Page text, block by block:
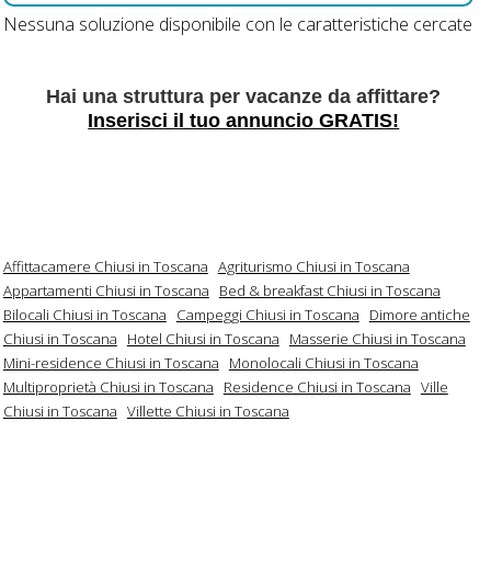
Nessuna soluzione disponibile con le caratteristiche cercate
Hai una struttura per vacanze da affittare?
Inserisci il tuo annuncio GRATIS!
Affittacamere Chiusi in Toscana Agriturismo Chiusi in Toscana
Appartamenti Chiusi in Toscana
Bed & breakfast Chiusi in Toscana
Bilocali Chiusi in Toscana
Campeggi Chiusi in Toscana
Dimore antiche
Chiusi in Toscana
Hotel Chiusi in Toscana
Masserie Chiusi in Toscana
Mini-residence Chiusi in Toscana
Monolocali Chiusi in Toscana
Multiproprietà Chiusi in Toscana
Residence Chiusi in Toscana Ville
Chiusi in Toscana Villette Chiusi in Toscana